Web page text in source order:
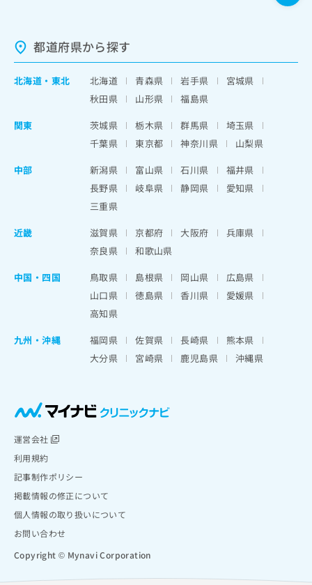
都道府県から探す
北海道 ・ 東北 北海道 青森県 岩手県
宮城県
秋田県
山形県
福島県
関東
茨城県 栃木県 群馬県
埼玉県
千葉県
東京都 神奈川県
山梨県
中部
新潟県 富山県 石川県
福井県
長野県
岐阜県 静岡県
愛知県
三重県
近畿
滋賀県 京都府 大阪府
兵庫県
奈良県
和歌山県
中国・四国
鳥取県 島根県 岡山県
広島県
山口県
徳島県 香川県
愛媛県
高知県
九州・沖縄
福岡県 佐賀県 長崎県
熊本県
大分県
宮崎県 鹿児島県 沖縄県
運営会社
利用規約
記事制作ポリシー
掲載情報の修正について
個人情報の取り扱いについて
お問い合わせ
Copyright © Mynavi Corporation